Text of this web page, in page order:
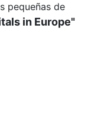
pequeñas de
in Europe"